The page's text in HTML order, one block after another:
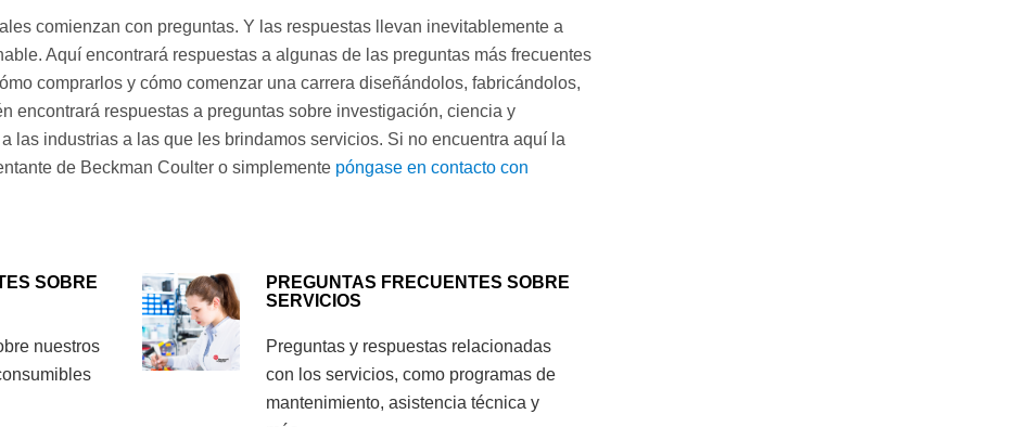
comienzan con preguntas. Y las respuestas llevan inevitablemente a
Aquí encontrará respuestas a algunas de las preguntas más frecuentes
comprarlos y cómo comenzar una carrera diseñándolos, fabricándolos,
encontrará respuestas a preguntas sobre investigación, ciencia y
las industrias a las que les brindamos servicios. Si no encuentra aquí la
de Beckman Coulter o simplemente póngase en contacto con
SOBRE
nuestros
PREGUNTAS FRECUENTES SOBRE
SERVICIOS
Preguntas y respuestas relacionadas
con los servicios, como programas de
mantenimiento, asistencia técnica y